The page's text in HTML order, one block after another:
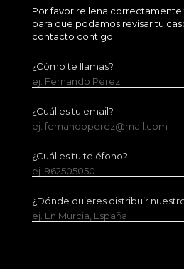
Por favor rellena
para que podamos revisar tu
contacto contigo.
¿Cómo te llamas?
ej. Fernando Pérez
¿Cuál es tu email?
ej. fernandoperez@mail.com
¿Cuál es tu teléfono?
ej. 962505050
¿Dónde quieres distribuir
ej. En Murcia, España